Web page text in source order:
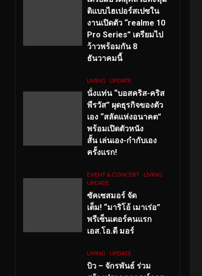
ติแบบไฮเปอร์สเปซใน
งานเปิดตัว “realme 10
Pro Series” เตรียมไป
ว้าวพร้อมกัน 8
ธันวาคมนี้
LIVING UPDATE
นั่งแท่น “บอสคริส-คริส
พีรวัส” ผุดธุรกิจของตัว
เอง “สลัดแห่งอนาคต”
พร้อมเปิดตัวหนัง
สั้น เล่นเอง-กำกับเอง
ครั้งแรก!
EVENT & CONCERT LIVING
UPDATE
ซัคเซสมอร์ จัด
เต็ม! “มาริโอ้ เมาเร่อ”
พรีเซ็นเตอร์คนแรก
เอส.โอ.ดี มอร์
LIVING UPDATE
บิว – จักรพันธ์ ร่วม